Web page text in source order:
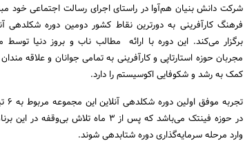
شرکت دانش بنیان هم‌آوا در راستای اجرای رسالت اجتماعی خود
فرهنگ کارآفرینی به دورترین نقاط کشور دومین دوره شکلدهی
برگزار می‌کند. این دوره با ارائه مطالب ناب و بروز دنیا
مجربان حوزه استارتاپی و کارآفرینی به تمامی جوانان و علاقه
کمک به رشد و شکوفایی اکوسیستم را دارد.
در حوزه فینتک می‌باشد که پس از ۳ ماه تلاش بی‌وقفه
وارد مرحله سرمایه‌گذاری دوره شتابدهی شوند.